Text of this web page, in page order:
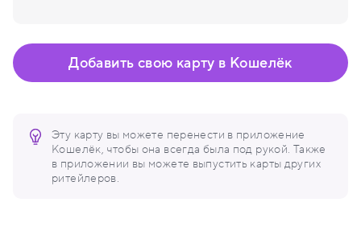
Эту карту вы можете перенести в приложение
Кошелёк, чтобы она всегда была под рукой. Также
в приложении вы можете выпустить карты других
ритейлеров.
Добавить свою карту в Кошелёк